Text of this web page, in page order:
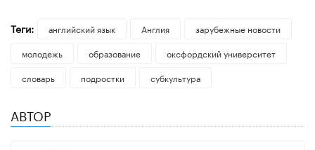
Теги: английский язык Англия
зарубежные новости
молодежь
образование
оксфордский университет
словарь
подростки субкультура
АВТОР